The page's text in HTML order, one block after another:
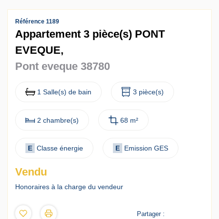
Contact
Accès clients
Référence 1189
Appartement 3 pièce(s) PONT
EVEQUE,
Pont eveque 38780
1 Salle(s) de bain 3 pièce(s)
2 chambre(s) 68 m²
E Classe énergie E Emission GES
Vendu
Honoraires à la charge du vendeur
Partager :